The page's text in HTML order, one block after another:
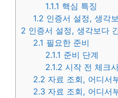
1.1.1 핵심 특징
1.2 인증서 설정, 생각
2 인증서 설정, 생각보다
2.1 필요한 준비
2.1.1 준비 단계
2.1.2 시작 전 체크
2.2 자료 조회, 어디서
2.3 자료 조회, 어디서